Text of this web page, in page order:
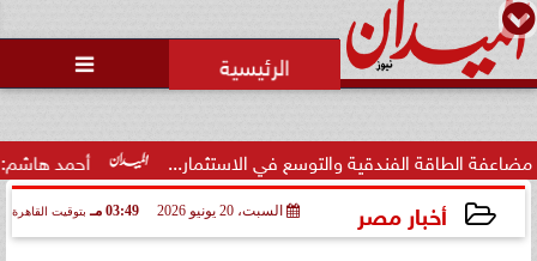

أحمد هاشم: الإعلام الفندقية والتوسع في الاستثمار...
أخبار مصر السبت، 20 يونيو 2026 03:49 مـ بتوقيت القاهرة